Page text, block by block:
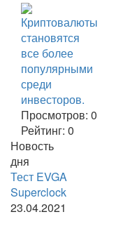
Криптовалюты
становятся
все более
популярными
среди
инвесторов.
Просмотров: 0
Рейтинг: 0
Новость
дня
Тест EVGA
Superclock
23.04.2021